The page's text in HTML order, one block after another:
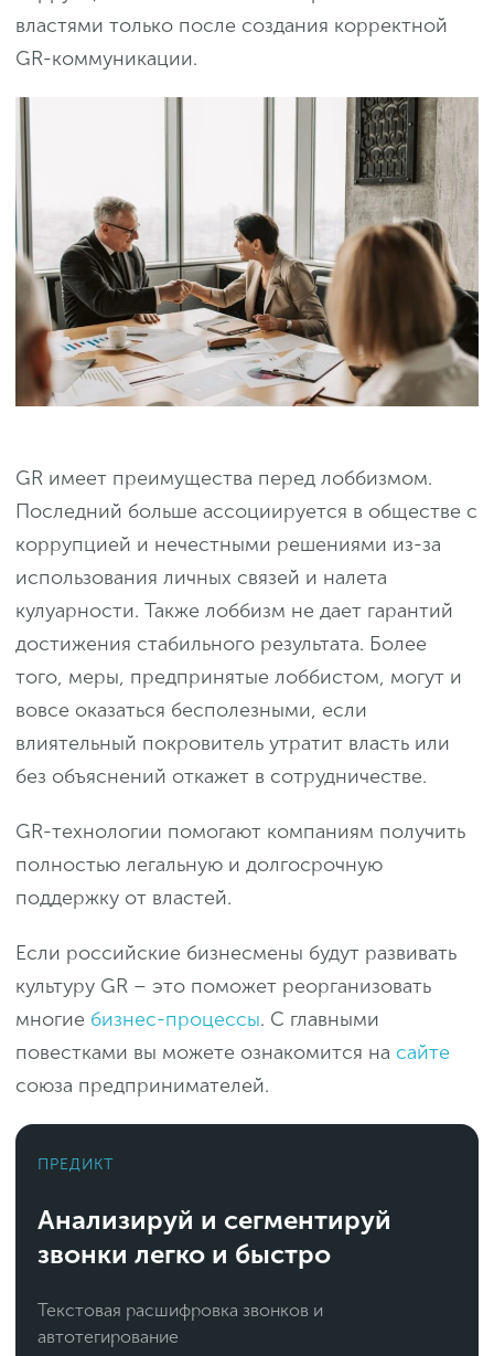
властями только после создания корректной
GR-коммуникации.
GR имеет преимущества перед лоббизмом.
Последний больше ассоциируется в обществе с
коррупцией и нечестными решениями из-за
использования личных связей и налета
кулуарности. Также лоббизм не дает гарантий
достижения стабильного результата. Более
того, меры, предпринятые лоббистом, могут и
вовсе оказаться бесполезными, если
влиятельный покровитель утратит власть или
без объяснений откажет в сотрудничестве.
GR-технологии помогают компаниям получить
полностью легальную и долгосрочную
поддержку от властей.
Если российские бизнесмены будут развивать
культуру GR – это поможет реорганизовать
многие бизнес-процессы. С главными
повестками вы можете ознакомится на сайте
союза предпринимателей.
ПРЕДИКТ
Анализируй и сегментируй
звонки легко и быстро
Текстовая расшифровка звонков и
автотегирование